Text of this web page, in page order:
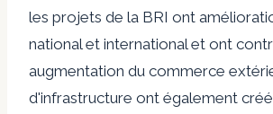
les projets de la BRI ont
national et international et ont
augmentation du commerce
d'infrastructure ont également